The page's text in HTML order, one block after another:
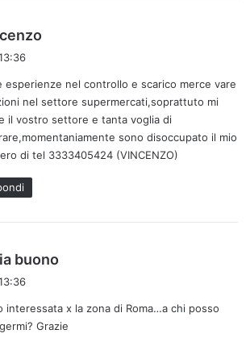
e
t
t
o
:
esperienze nel controllo e scarico merce vare
nel settore supermercati,soprattuto mi
il vostro settore e tanta voglia di
sono disoccupato il mio
di tel 3333405424 (VINCENZO)
buono
e
t
interessata x la zona di Roma…a chi posso
Grazie